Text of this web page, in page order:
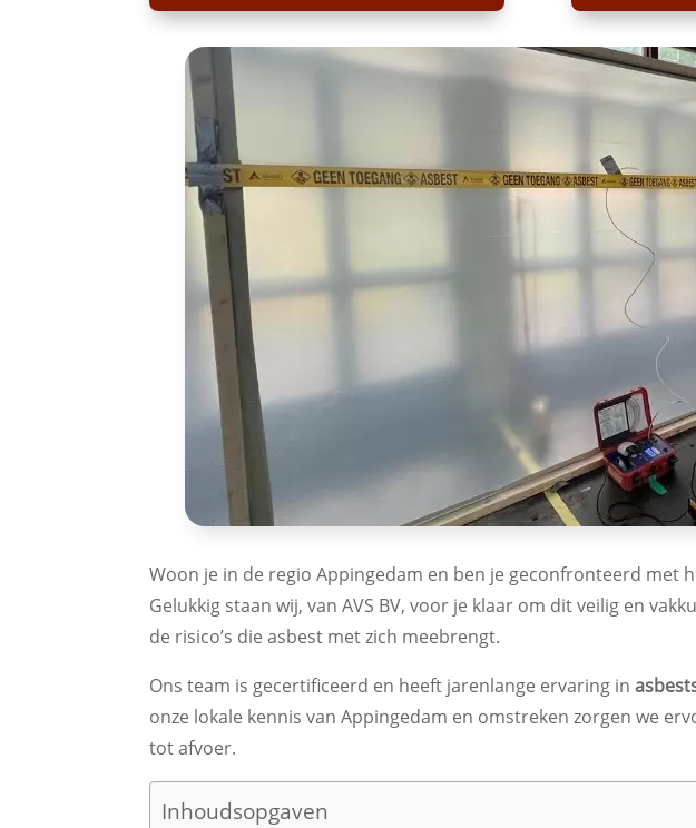
Woon je in de regio Appingedam en ben je geconfronteerd met
Gelukkig staan wij, van AVS BV, voor je klaar om dit veilig en
de risico’s die asbest met zich meebrengt.
Ons team is gecertificeerd en heeft jarenlange ervaring in
onze lokale kennis van Appingedam en omstreken zorgen we
tot afvoer.
Inhoudsopgaven